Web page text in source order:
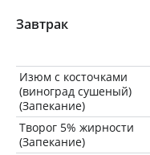
Завтрак
Изюм с косточками
(виноград сушеный)
(Запекание)
Творог 5% жирности
(Запекание)